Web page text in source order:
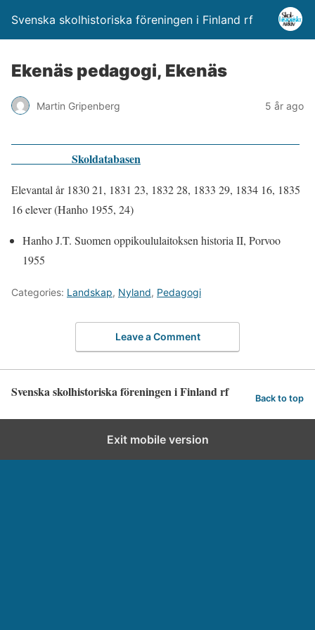
Svenska skolhistoriska föreningen i Finland rf
Ekenäs pedagogi, Ekenäs
Martin Gripenberg 5 år ago
Skoldatabasen
Elevantal år 1830 21, 1831 23, 1832 28, 1833 29, 1834 16, 1835
16 elever (Hanho 1955, 24)
Hanho J.T. Suomen oppikoululaitoksen historia II, Porvoo
1955
Categories: Landskap, Nyland, Pedagogi
Leave a Comment
Svenska skolhistoriska föreningen i Finland rf Back to top
Exit mobile version